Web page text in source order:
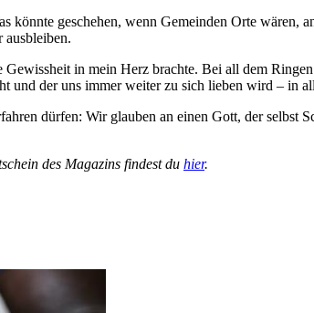
könnte geschehen, wenn Gemeinden Orte
in mein Herz brachte. Bei all dem
und der uns immer weiter zu sich lieben wird – in
dürfen: Wir glauben an einen Gott, der
des Magazins findest du hier.